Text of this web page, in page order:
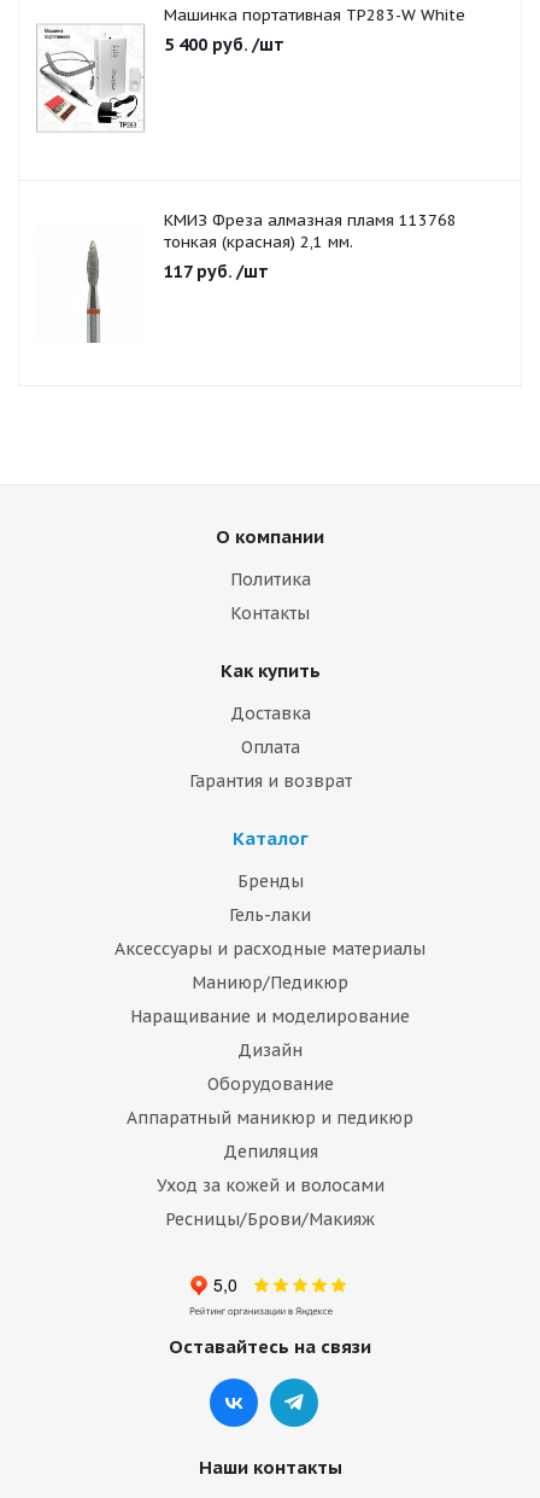
Машинка портативная TP283-W White
5 400 руб. /шт
КМИЗ Фреза алмазная пламя 113768
тонкая (красная) 2,1 мм.
117руб. /шт
О компании
Политика
Контакты
Как купить
Доставка
Оплата
Гарантия и возврат
Каталог
Бренды
Гель-лаки
Аксессуары и расходные материалы
Маниюр/Педикюр
Наращивание и моделирование
Дизайн
Оборудование
Аппаратный маникюр и педикюр
Депиляция
Уход за кожей и волосами
Ресницы/Брови/Макияж
Оставайтесь на связи
Наши контакты